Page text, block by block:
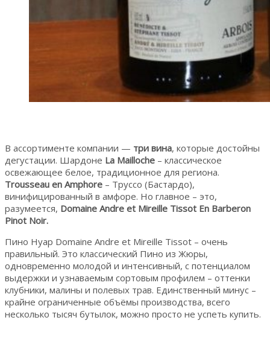
В ассортименте компании — три вина, которые достойны
дегустации. Шардоне La Mailloche – классическое
освежающее белое, традиционное для региона.
Trousseau en Amphore – Труссо (Бастардо),
винифицированный в амфоре. Но главное – это,
разумеется, Domaine Andre et Mireille Tissot En Barberon
Pinot Noir.
Пино Нуар Domaine Andre et Mireille Tissot – очень
правильный. Это классический Пино из Жюры,
одновременно молодой и интенсивный, с потенциалом
выдержки и узнаваемым сортовым профилем – оттенки
клубники, малины и полевых трав. Единственный минус –
крайне ограниченные объёмы производства, всего
несколько тысяч бутылок, можно просто не успеть купить.